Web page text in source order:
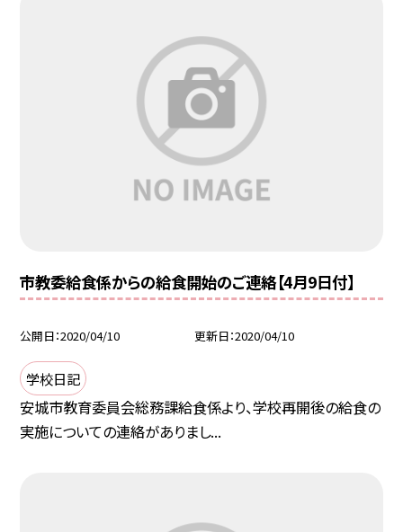
市教委給食係からの給食開始のご連絡【4月9日付】
公開日 2020/04/10 更新日 2020/04/10
学校日記
安城市教育委員会総務課給食係より、学校再開後の給食の
実施についての連絡がありまし...